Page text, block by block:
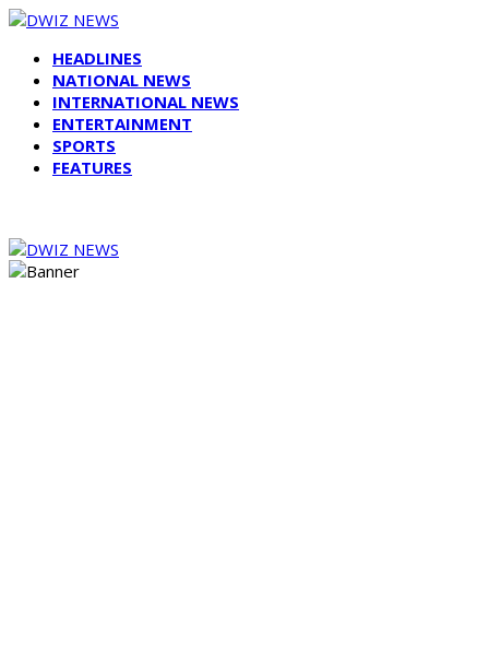
HEADLINES
NATIONAL NEWS
INTERNATIONAL NEWS
ENTERTAINMENT
SPORTS
FEATURES